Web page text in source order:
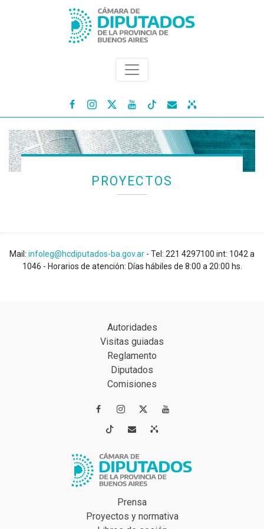
   
PROYECTOS
Mail: infoleg@hcdiputados-ba.gov.ar - Tel: 221 4297100 int: 1042 a
1046 - Horarios de atención: Días hábiles de 8:00 a 20:00 hs.
Autoridades
Visitas guiadas
Reglamento
Diputados
Comisiones
 
 
Prensa
Proyectos y normativa